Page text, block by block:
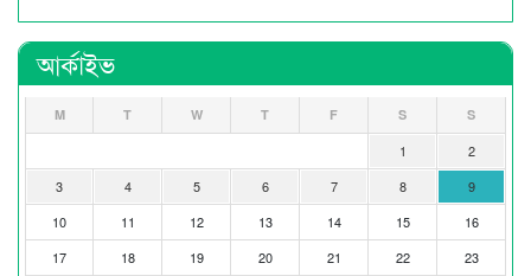
আর্কাইভ
M T W T F S S
1
2
3
4 5 6 7 8
9
10
11 12 13 14 15
16
17
18 19 20 21 22
23